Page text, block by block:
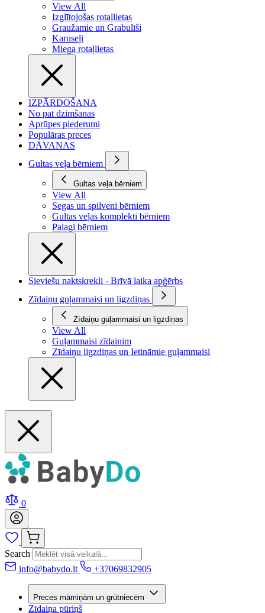
View All
Izglītojošas rotaļlietas
Graužamie un Grabulīši
Karuseļi
Miega rotaļlietas
IZPĀRDOŠANA
No pat dzimšanas
Aprūpes piederumi
Populāras preces
DĀVANAS
Gultas veļa bērniem
Gultas veļa bērniem
View All
Segas un spilveni bērniem
Gultas veļas komplekti bērniem
Palagi bērniem
Sieviešu naktskrekli - Brīvā laika apģērbs
Zīdaiņu guļammaisi un ligzdiņas
Zīdaiņu guļammaisi un ligzdiņas
View All
Guļammaisi zīdainim
Zīdaiņu ligzdiņas un Ietināmie guļammaisi
0
Search
info@babydo.lt
+37069832905
Preces māmiņām un grūtniecēm
Zīdaiņa pūriņš